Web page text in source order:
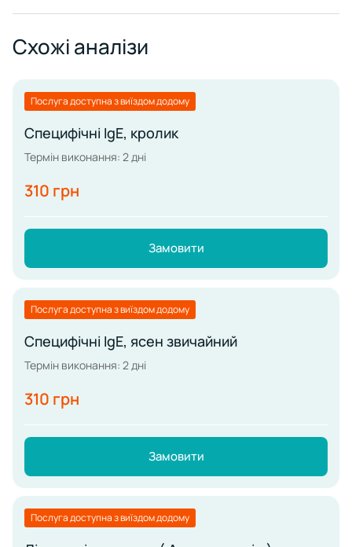
Схожі аналізи
Послуга доступна з виїздом додому
Специфічні IgE, кролик
Термін виконання: 2 дні
310 грн
Замовити
Послуга доступна з виїздом додому
Специфічні IgE, ясен звичайний
Термін виконання: 2 дні
310 грн
Замовити
Послуга доступна з виїздом додому